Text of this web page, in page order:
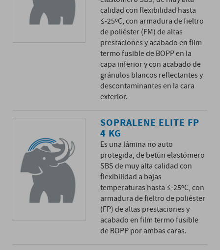
calidad con flexibilidad hasta
≤-25ºC, con armadura de fieltro
de poliéster (FM) de altas
prestaciones y acabado en film
termo fusible de BOPP en la
capa inferior y con acabado de
gránulos blancos reflectantes y
descontaminantes en la cara
exterior.
SOPRALENE ELITE FP
4 KG
Es una lámina no auto
protegida, de betún elastómero
SBS de muy alta calidad con
flexibilidad a bajas
temperaturas hasta ≤-25ºC, con
armadura de fieltro de poliéster
(FP) de altas prestaciones y
acabado en film termo fusible
de BOPP por ambas caras.